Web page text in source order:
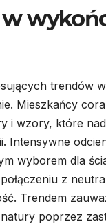
trendów
Mieszkańcy
i wzory, które
Intensywne
wyborem dla
z
Trendem
poprzez